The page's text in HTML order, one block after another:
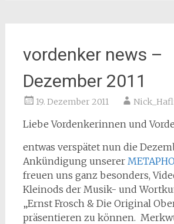
vordenker news –
Dezember 2011
19. Dezember 2011
Liebe Vordenkerinnen und
entwas verspätet nun die
Ankündigung unserer
freuen uns ganz besonders,
Kleinods der Musik- und
„Ernst Frosch & Die Original
präsentieren zu können.